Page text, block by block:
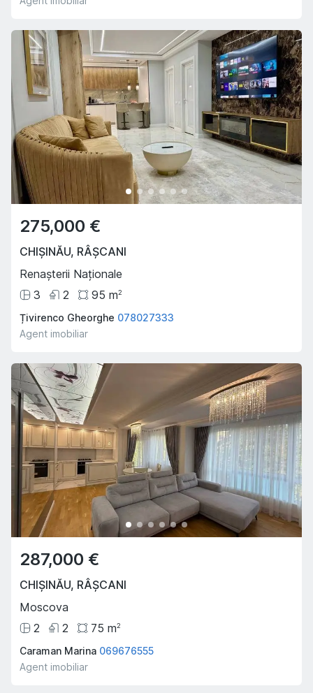
275,000 €
CHIȘINĂU, RÂȘCANI
Renașterii Naționale
3
2 95 m2
Țivirenco Gheorghe 078027333
Agent imobiliar
287,000 €
CHIȘINĂU, RÂȘCANI
Moscova
2
2 75 m2
Caraman Marina 069676555
Agent imobiliar